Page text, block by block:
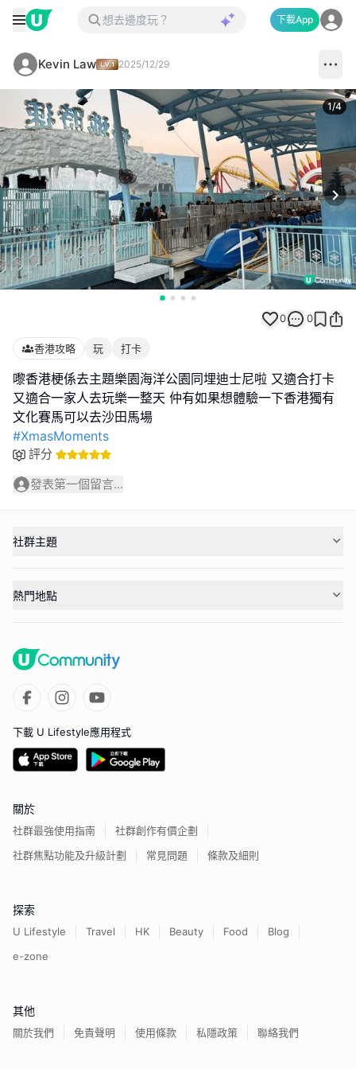
下載App
Kevin Law 2025/12/29
1/4
0 0
香港攻略 玩 打卡
嚟香港梗係去主題樂園海洋公園同埋迪士尼啦 又適合打卡
又適合一家人去玩樂一整天 仲有如果想體驗一下香港獨有
#XmasMoments
評分
發表第一個留言...
社群主題
熱門地點
下載 U Lifestyle應用程式
關於
社群最強使用指南
社群創作有價企劃
社群焦點功能及升級計劃
常見問題 條款及細則
探索
U Lifestyle Travel HK Beauty Food
Blog
e-zone
其他
關於我們 免責聲明 使用條款 私隱政策 聯絡我們